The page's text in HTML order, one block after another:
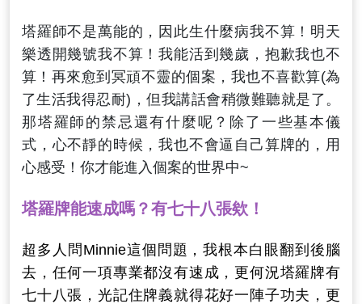
塔羅師不是萬能的，因此生什麼病我不算！明天
樂透開幾號我不算！我能活到幾歲，抱歉我也不
算！再來愈到冥頑不靈的個案，我也不喜歡算(為
了生活我得忍耐)，但我講話會稍微難聽就是了。
那塔羅師的禁忌還有什麼呢？除了一些基本儀
式，心不靜的時候，我也不會逼自己算牌的，用
心感受！你才能進入個案的世界中~
塔羅牌能速成嗎？有七十八張欸！
超多人問Minnie這個問題，我根本白眼翻到後腦
去，任何一項專業都沒有速成，更何況塔羅牌有
七十八張，光記住牌義就得花好一陣子功夫，更